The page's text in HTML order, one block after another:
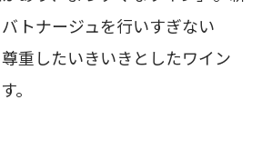
トナージュを行いすぎない
重したいきいきとしたワイン
。